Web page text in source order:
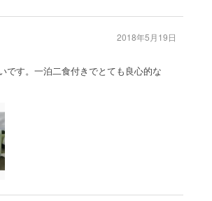
です。一泊二食付きでとても良心的な
2018年5月19日